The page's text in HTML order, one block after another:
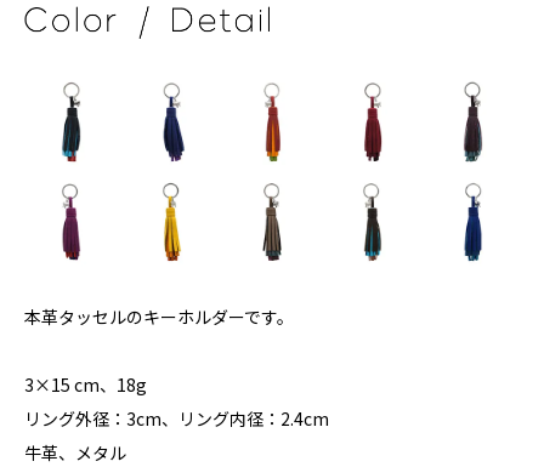
本革タッセルのキーホルダーです。
3×15 cm、18g
リング外径：3cm、リング内径：2.4cm
牛革、メタル